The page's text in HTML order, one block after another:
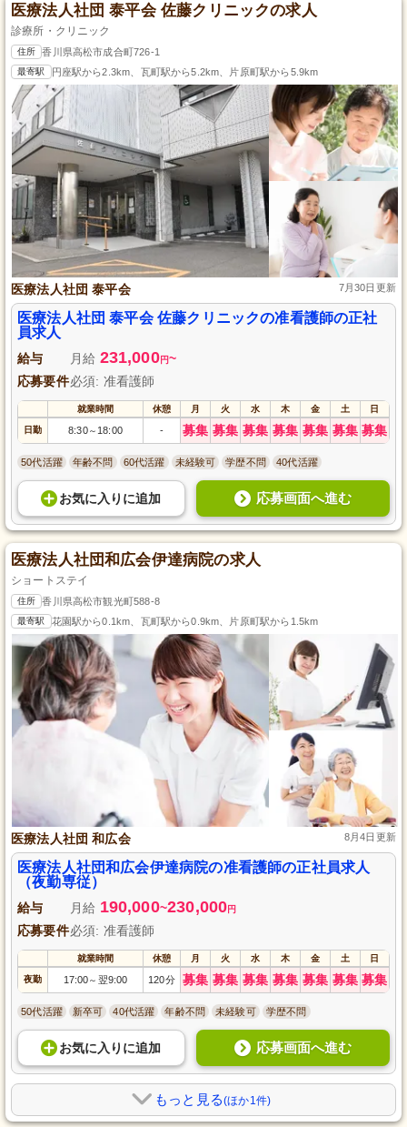
医療法人社団 泰平会 佐藤クリニックの求人
診療所・クリニック
住所 香川県高松市成合町726-1
最寄駅 円座駅から2.3km、瓦町駅から5.2km、片原町駅から5.9km
医療法人社団 泰平会 7月30日更新
医療法人社団 泰平会 佐藤クリニックの准看護師の正社
員求人
給与 月給 231,000円~
応募要件必須: 准看護師
就業時間 休憩 月 火 水 木 金 土 日
日勤 8:30～ 18:00 - 募集 募集 募集 募集 募集 募集 募集
50代活躍 年齢不問 60代活躍 未経験可 学歴不問 40代活躍
お気に入り に追加 応募画面へ進む
医療法人社団和広会伊達病院の求人
ショートステイ
住所 香川県高松市観光町588-8
最寄駅 花園駅から0.1km、瓦町駅から0.9km、片原町駅から1.5km
医療法人社団 和広会 8月4日更新
医療法人社団和広会伊達病院の准看護師の正社員求人
（夜勤専従）
給与 月給 190,000~230,000円
応募要件必須: 准看護師
就業時間 休憩 月 火 水 木 金 土 日
夜勤 17:00～ 翌9:00 120分 募集 募集 募集 募集 募集 募集 募集
50代活躍 新卒可 40代活躍 年齢不問 未経験可 学歴不問
お気に入り に追加 応募画面へ進む
もっと見る(ほか1件)